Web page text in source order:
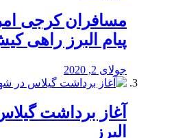
مسافران کرجی
پیام البرز راهی
جولای 2, 2020
آغاز برداشت
البرز